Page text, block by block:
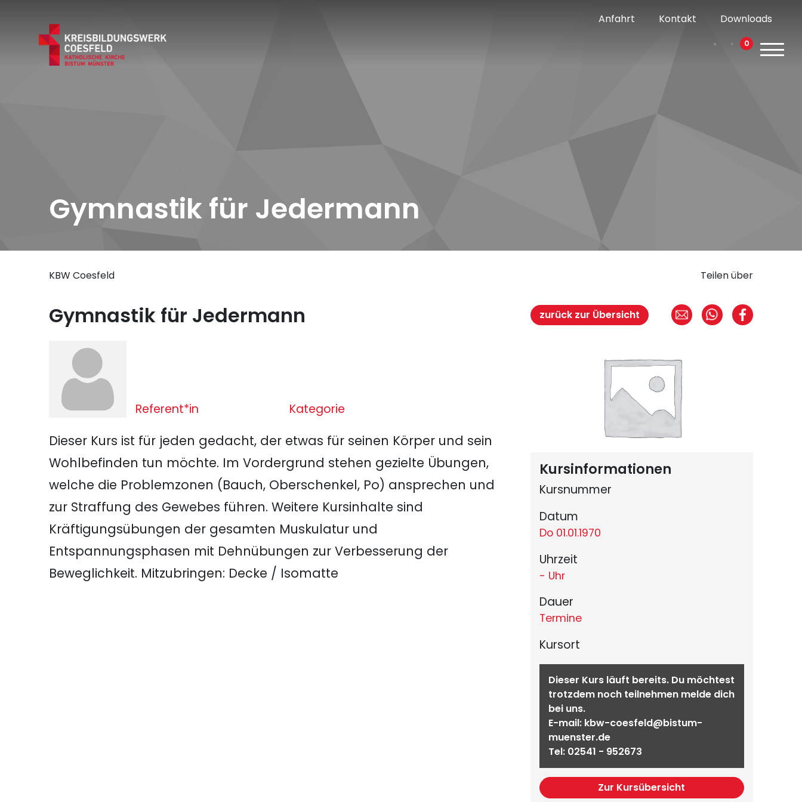
Anfahrt Kontakt Downloads
0
Gymnastik für Jedermann
KBW Coesfeld
Gymnastik für Jedermann
Teilen über
zurück zur Übersicht
Referent*in Kategorie
Dieser Kurs ist für jeden gedacht, der etwas für seinen Körper und sein
Wohlbefinden tun möchte. Im Vordergrund stehen gezielte Übungen,
welche die Problemzonen (Bauch, Oberschenkel, Po) ansprechen und
zur Straffung des Gewebes führen. Weitere Kursinhalte sind
Kräftigungsübungen der gesamten Muskulatur und
Entspannungsphasen mit Dehnübungen zur Verbesserung der
Beweglichkeit. Mitzubringen: Decke / Isomatte
Kursinformationen
Kursnummer
Datum
Do 01.01.1970
Uhrzeit
- Uhr
Dauer
Termine
Kursort
Dieser Kurs läuft bereits. Du möchtest
trotzdem noch teilnehmen melde dich
bei uns.
E-mail: kbw-coesfeld@bistum-
muenster.de
Tel: 02541 - 952673
Zur Kursübersicht